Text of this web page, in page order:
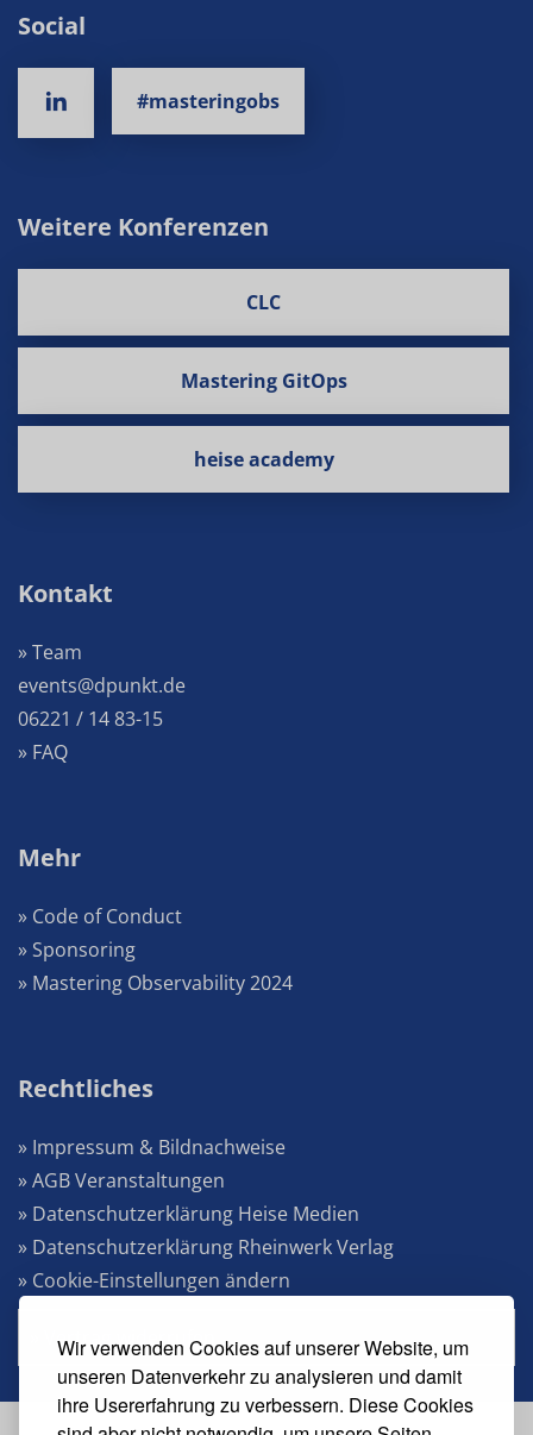
Wir verwenden Cookies auf unserer Website, um
unseren Datenverkehr zu analysieren und damit
ihre Usererfahrung zu verbessern. Diese Cookies
Social
#masteringobs
Weitere Konferenzen
CLC
Mastering GitOps
heise academy
Kontakt
» Team
events@dpunkt.de
06221 / 14 83-15
» FAQ
Mehr
» Code of Conduct
» Sponsoring
» Mastering Observability 2024
Rechtliches
» Impressum & Bildnachweise
» AGB Veranstaltungen
» Datenschutzerklärung Heise Medien
» Datenschutzerklärung Rheinwerk Verlag
» Cookie-Einstellungen ändern
» Vertrag widerrufen